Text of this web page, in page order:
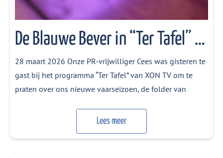
De Blauwe Bever in “Ter Tafel” bij XON TV
28 maart 2026 Onze PR-vrijwilliger Cees was gisteren te
gast bij het programma “Ter Tafel” van XON TV om te
praten over ons nieuwe vaarseizoen, de folder van
nominatie voor de DagjeWeg.NL Awards 2026. Charlotte
te Pas en Cees van Doodeweerd in de studio van XON TV
Lees meer